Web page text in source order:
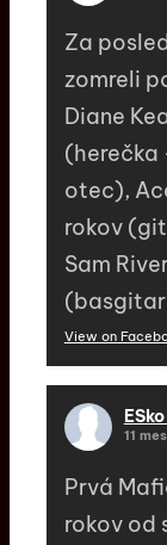
Za
zomreli
Diane
(herečka
otec),
rokov
Sam
View on
11
Prvá
rokov od